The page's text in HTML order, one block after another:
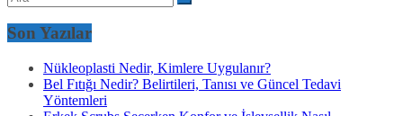
Son Yazılar
Nükleoplasti Nedir, Kimlere Uygulanır?
Bel Fıtığı Nedir? Belirtileri, Tanısı ve Güncel Tedavi
Yöntemleri